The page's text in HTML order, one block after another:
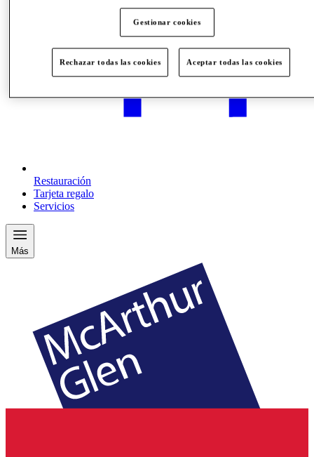
Restauración
Tarjeta regalo
Servicios
Más
Gestionar cookies
Rechazar todas las cookies Aceptar todas las cookies